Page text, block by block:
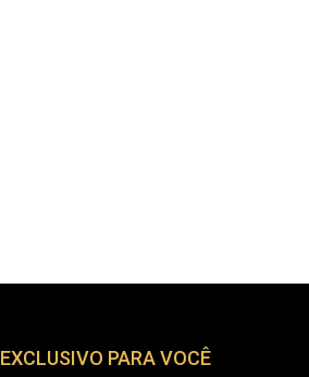
EXCLUSIVO PARA VOCÊ